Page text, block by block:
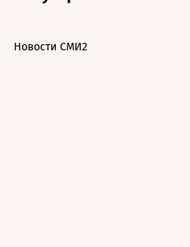
Новости СМИ2